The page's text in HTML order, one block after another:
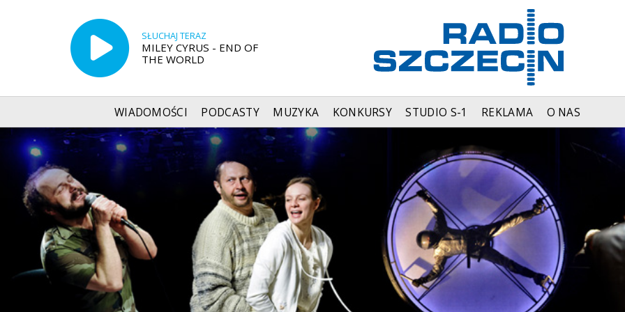
SŁUCHAJ TERAZ
MILEY CYRUS - END OF
THE WORLD
WIADOMOŚCI PODCASTY MUZYKA KONKURSY STUDIO S-1 REKLAMA O NAS